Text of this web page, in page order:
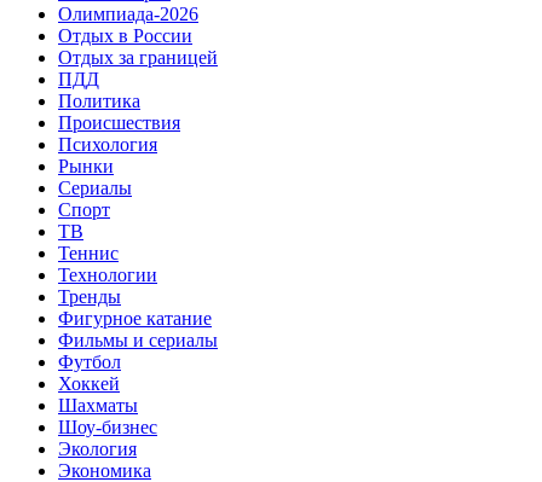
Олимпиада-2026
Отдых в России
Отдых за границей
ПДД
Политика
Происшествия
Психология
Рынки
Сериалы
Спорт
ТВ
Теннис
Технологии
Тренды
Фигурное катание
Фильмы и сериалы
Футбол
Хоккей
Шахматы
Шоу-бизнес
Экология
Экономика